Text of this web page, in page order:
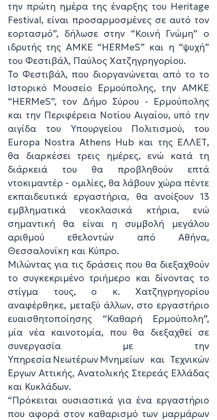
την πρώτη ημέρα της έναρξης του Heritage
Festival, είναι προσαρμοσμένες σε αυτό τον
εορτασμό”, δήλωσε στην “Κοινή Γνώμη” ο
ιδρυτής της ΑΜΚΕ “HERMeS” και η “ψυχή”
του Φεστιβάλ, Παύλος Χατζηγρηγορίου.
Το Φεστιβάλ, που διοργανώνεται από το το
Ιστορικό Μουσείο Ερμούπολης, την ΑΜΚΕ
“HERMeS”, τον Δήμο Σύρου - Ερμούπολης
και την Περιφέρεια Νοτίου Αιγαίου, υπό την
αιγίδα του Υπουργείου Πολιτισμού, του
Europa Nostra Athens Hub και της ΕΛΛΕΤ,
θα διαρκέσει τρεις ημέρες, ενώ κατά τη
διάρκειά του θα προβληθούν επτά
ντοκιμαντέρ - ομιλίες, θα λάβουν χώρα πέντε
εκπαιδευτικά εργαστήρια, θα ανοίξουν 13
εμβληματικά νεοκλασικά κτήρια, ενώ
σημαντική θα είναι η συμβολή μεγάλου
αριθμού εθελοντών από Αθήνα,
Θεσσαλονίκη και Κύπρο.
Μιλώντας για τις δράσεις που θα διεξαχθούν
το συγκεκριμένο τριήμερο και δίνοντας το
στίγμα τους, ο κ. Χατζηγρηγορίου
αναφέρθηκε, μεταξύ άλλων, στο εργαστήριο
ευαισθητοποίησης “Καθαρή Ερμούπολη”,
μία νέα καινοτομία, που θα διεξαχθεί σε
συνεργασία με την
Υπηρεσία Νεωτέρων Μνημείων και Τεχνικών
Έργων Αττικής, Ανατολικής Στερεάς Ελλάδας
και Κυκλάδων.
“Πρόκειται ουσιαστικά για ένα εργαστήριο
που αφορά στον καθαρισμό των μαρμάρων